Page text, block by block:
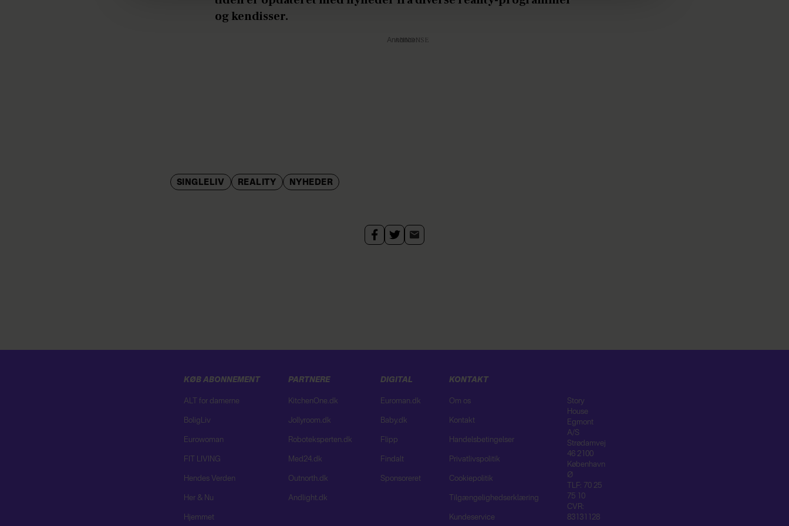
og kendisser.
Annonce
SINGLELIV REALITY NYHEDER
KØB ABONNEMENT
ALT for damerne
BoligLiv
Eurowoman
FIT LIVING
Hendes Verden
Her & Nu
Hjemmet
PARTNERE
KitchenOne.dk
Jollyroom.dk
Roboteksperten.dk
Med24.dk
Outnorth.dk
Andlight.dk
DIGITAL
Euroman.dk
Baby.dk
Flipp
Findalt
Sponsoreret
KONTAKT
Om os
Kontakt
Handelsbetingelser
Privatlivspolitik
Cookiepolitik
Tilgængelighedserklæring
Kundeservice
Story
House
Egmont
A/S
Strødamvej
46 2100
København
Ø
TLF: 70 25
75 10
CVR:
83131128